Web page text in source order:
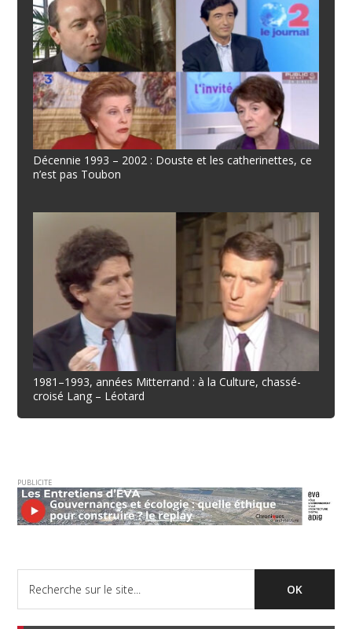
Décennie 1993 – 2002 : Douste et les catherinettes, ce
n’est pas Toubon
1981–1993, années Mitterrand : à la Culture, chassé-
croisé Lang – Léotard
PUBLICITE